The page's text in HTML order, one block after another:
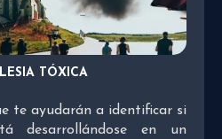
TÓXICA
te ayudarán a identificar si
desarrollándose en un